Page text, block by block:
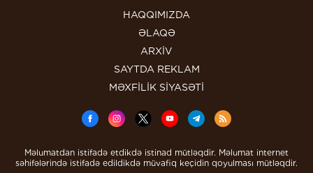
HAQQIMIZDA
ƏLAQƏ
ARXİV
SAYTDA REKLAM
MƏXFİLİK SİYASƏTİ
Məlumatdan istifadə etdikdə istinad mütləqdir. Məlumat internet
səhifələrində istifadə edildikdə müvafiq keçidin qoyulması mütləqdir.